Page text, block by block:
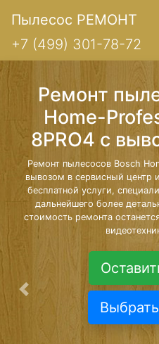
Пылесос РЕМОНТ
+7 (499) 301-78-72
Ремонт
Home-
8PRO4 с
Ремонт пылесосов Bosch
вывозом в сервисный
бесплатной услуги,
дальнейшего более
стоимость ремонта
Предыдущая